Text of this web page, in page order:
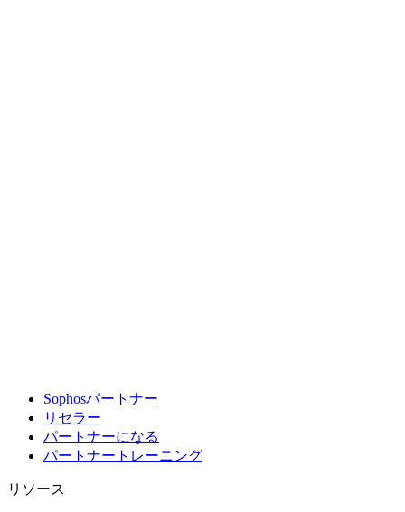
Sophosパートナー
リセラー
パートナーになる
パートナートレーニング
リソース